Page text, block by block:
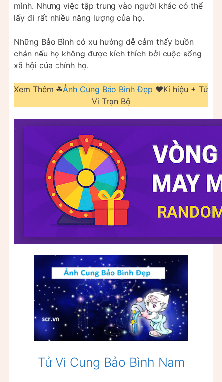
mình. Nhưng việc tập trung vào người khác có thể
lấy đi rất nhiều năng lượng của họ.
Những Bảo Bình có xu hướng dễ cảm thấy buồn
chán nếu họ không được kích thích bởi cuộc sống
xã hội của chính họ.
Xem Thêm ☘Ảnh Cung Bảo Bình Đẹp ❤️️Kí hiệu + Tử
Vi Trọn Bộ
Tử Vi Cung Bảo Bình Nam